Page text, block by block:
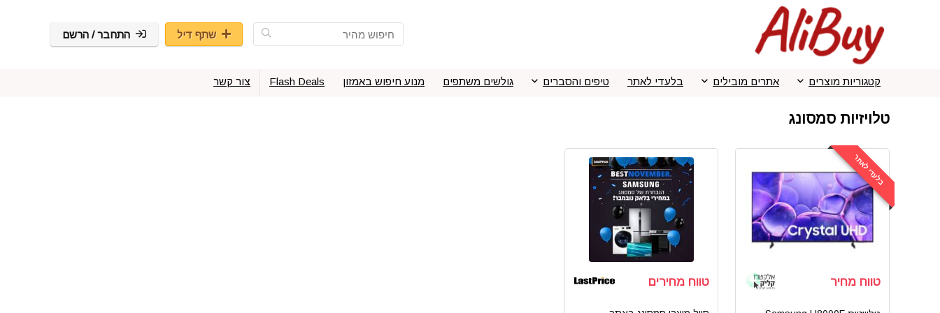
שתף דיל התחבר / הרשם
קטגוריות מוצרים אתרים מובילים בלעדי לאתר טיפים והסברים גולשים משתפים מנוע חיפוש באמזון Flash Deals צור קשר
טלויזיות סמסונג
בלעדי לאתר
טווח מחיר טווח מחירים